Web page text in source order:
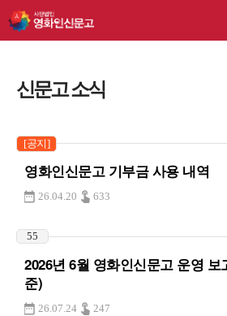
신문고 소식
[공지]
영화인신문고 기부금 사용 내역
26.04.20 633
55
2026년 6월 영화인신문고 운영 보
준)
26.07.24 247